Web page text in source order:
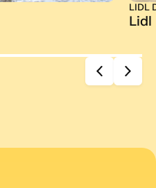
LIDL
Lidl